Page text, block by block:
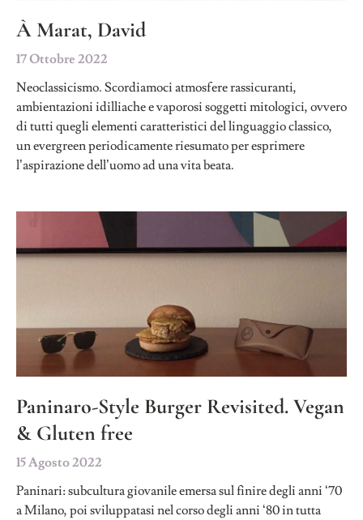
À Marat, David
17 Ottobre 2022
Neoclassicismo. Scordiamoci atmosfere rassicuranti,
ambientazioni idilliache e vaporosi soggetti mitologici, ovvero
di tutti quegli elementi caratteristici del linguaggio classico,
un evergreen periodicamente riesumato per esprimere
l’aspirazione dell’uomo ad una vita beata.
Paninaro-Style Burger Revisited. Vegan
& Gluten free
15 Agosto 2022
Paninari: subcultura giovanile emersa sul finire degli anni ‘70
a Milano, poi sviluppatasi nel corso degli anni ‘80 in tutta